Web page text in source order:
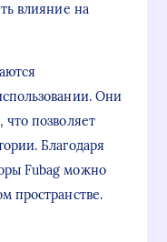
влияние на
Они
позволяет
Благодаря
Fubag можно
пространстве.